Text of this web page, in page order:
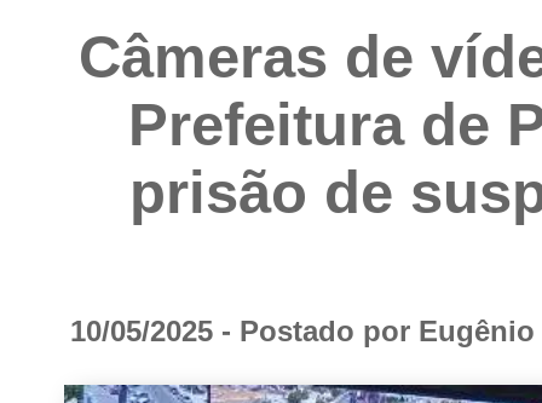
Câmeras de
Prefeitura de
prisão de
10/05/2025 - Postado por Eugênio